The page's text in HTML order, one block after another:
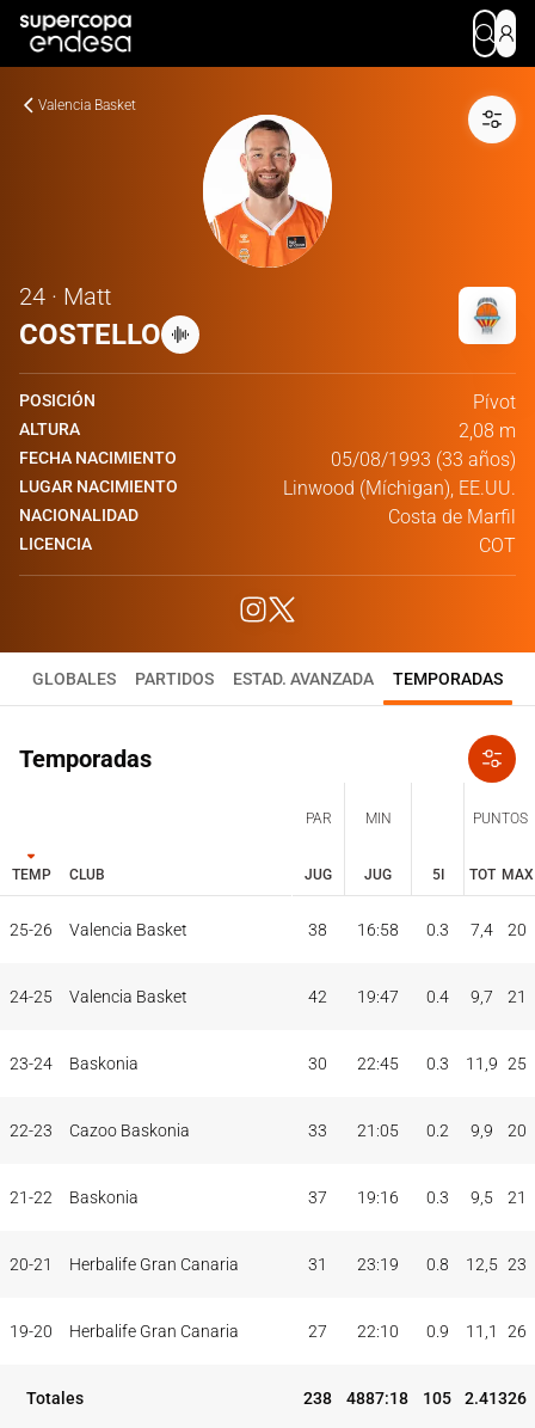
Valencia Basket
24 · Matt
COSTELLO
POSICIÓN Pívot
ALTURA 2,08 m
FECHA NACIMIENTO 05/08/1993 (33 años)
LUGAR NACIMIENTO Linwood (Míchigan), EE.UU.
NACIONALIDAD Costa de Marfil
LICENCIA COT
GLOBALES PARTIDOS ESTAD. AVANZADA TEMPORADAS
Temporadas
TEMP CLUB
PAR MIN
5I
PUNTOS
JUG JUG TOT MAX
TEMP CLUB
PAR MIN
5I
PUNTOS
25-26 Valencia Basket 38 16:58 0.3 7,4 20
24-25 Valencia Basket 42 19:47 0.4 9,7 21
23-24 Baskonia 30 22:45 0.3 11,9 25
22-23 Cazoo Baskonia 33 21:05 0.2 9,9 20
21-22 Baskonia 37 19:16 0.3 9,5 21
20-21 Herbalife Gran Canaria 31 23:19 0.8 12,5 23
19-20 Herbalife Gran Canaria 27 22:10 0.9 11,1 26
Totales 238 4887:18 105 2.41326